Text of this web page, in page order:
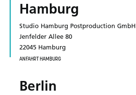
Hamburg
Studio Hamburg Postproduction GmbH
Jenfelder Allee 80
22045 Hamburg
ANFAHRT HAMBURG
Berlin